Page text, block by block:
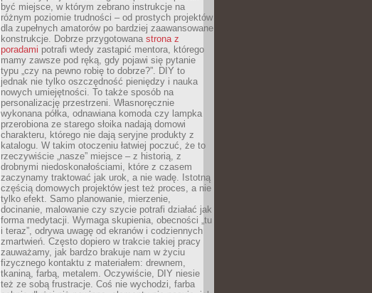
być miejsce, w którym zebrano instrukcje na
różnym poziomie trudności – od prostych projektów
dla zupełnych amatorów po bardziej zaawansowane
konstrukcje. Dobrze przygotowana strona z
poradami potrafi wtedy zastąpić mentora, którego
mamy zawsze pod ręką, gdy pojawi się pytanie
typu „czy na pewno robię to dobrze?”. DIY to
jednak nie tylko oszczędność pieniędzy i nauka
nowych umiejętności. To także sposób na
personalizację przestrzeni. Własnoręcznie
wykonana półka, odnawiana komoda czy lampka
przerobiona ze starego słoika nadają domowi
charakteru, którego nie dają seryjne produkty z
katalogu. W takim otoczeniu łatwiej poczuć, że to
rzeczywiście „nasze” miejsce – z historią, z
drobnymi niedoskonałościami, które z czasem
zaczynamy traktować jak urok, a nie wadę. Istotną
częścią domowych projektów jest też proces, a nie
tylko efekt. Samo planowanie, mierzenie,
docinanie, malowanie czy szycie potrafi działać jak
forma medytacji. Wymaga skupienia, obecności „tu
i teraz”, odrywa uwagę od ekranów i codziennych
zmartwień. Często dopiero w trakcie takiej pracy
zauważamy, jak bardzo brakuje nam w życiu
fizycznego kontaktu z materiałem: drewnem,
tkaniną, farbą, metalem. Oczywiście, DIY niesie
też ze sobą frustracje. Coś nie wychodzi, farba